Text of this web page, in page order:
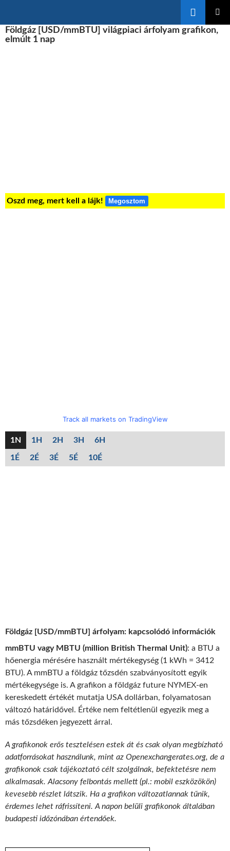
MENÜ
A
TARTALOMBA
Földgáz [USD/mmBTU] világpiaci árfolyam grafikon,
elmúlt 1 nap
Oszd meg, mert kell a lájk! Megosztom
Track all markets on TradingView
1N 1H 2H 3H 6H
1É 2É 3É 5É 10É
Földgáz [USD/mmBTU] árfolyam: kapcsolódó információk
mmBTU vagy MBTU (million British Thermal Unit): a BTU a
hőenergia mérésére használt mértékegység (1 kWh = 3412
BTU). A mmBTU a földgáz tőzsdén szabványosított egyik
mértékegysége is. A grafikon a földgáz future NYMEX-en
kereskedett értékét mutatja USA dollárban, folyamatosan
változó határidővel. Értéke nem feltétlenül egyezik meg a
más tőzsdéken jegyezett árral.
A grafikonok erős tesztelésen estek át és csak olyan megbízható
adatforrásokat használunk, mint az Openexchangerates.org, de a
grafikonok csak tájékoztató célt szolgálnak, befektetésre nem
alkalmasak. Alacsony felbontás mellett (pl.: mobil eszközökön)
kevesebb részlet látszik. Ha a grafikon változatlannak tűnik,
érdemes lehet ráfrissíteni. A napon belüli grafikonok általában
budapesti időzónában értendőek.